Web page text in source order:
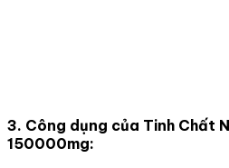
3. Công dụng của Tinh Chất
150000mg: